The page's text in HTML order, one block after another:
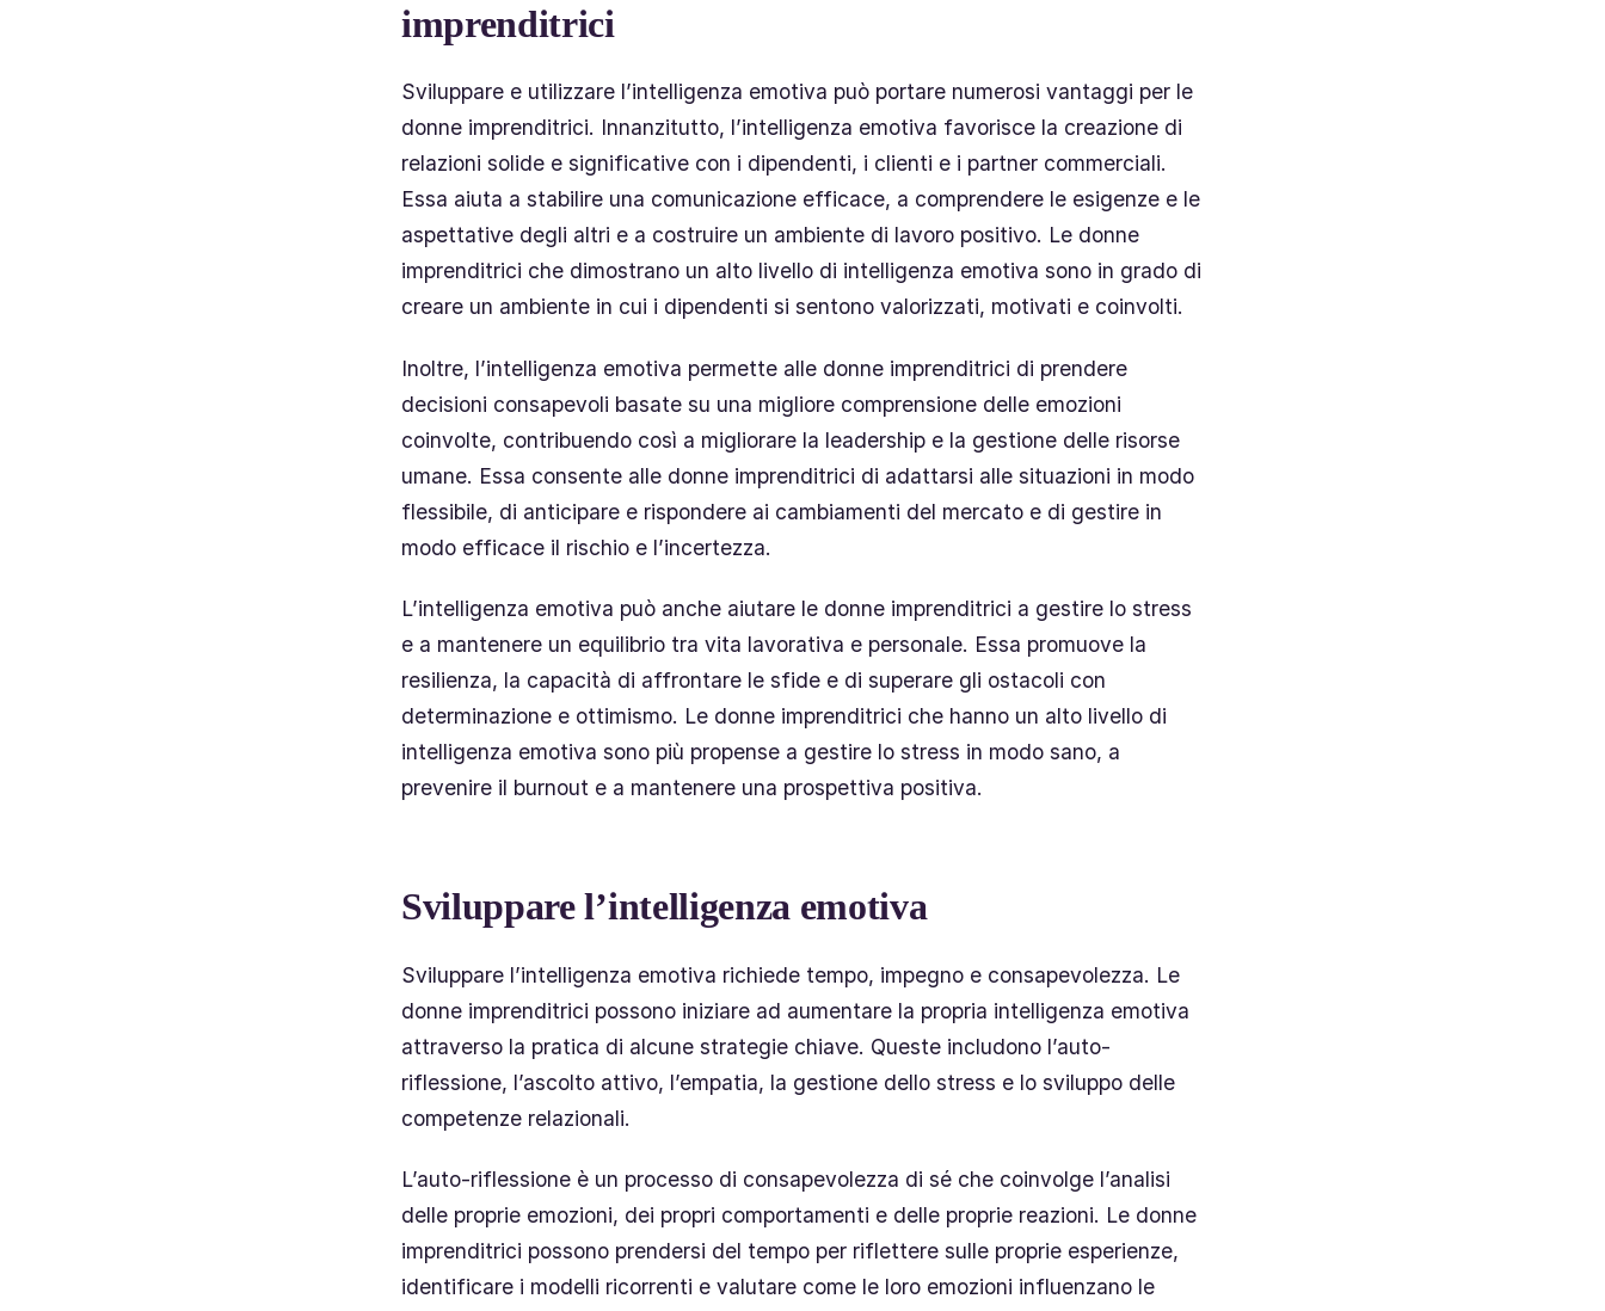
imprenditrici
Sviluppare e utilizzare l’intelligenza emotiva può portare numerosi vantaggi per le
donne imprenditrici. Innanzitutto, l’intelligenza emotiva favorisce la creazione di
relazioni solide e significative con i dipendenti, i clienti e i partner commerciali.
Essa aiuta a stabilire una comunicazione efficace, a comprendere le esigenze e le
aspettative degli altri e a costruire un ambiente di lavoro positivo. Le donne
imprenditrici che dimostrano un alto livello di intelligenza emotiva sono in grado di
creare un ambiente in cui i dipendenti si sentono valorizzati, motivati e coinvolti.
Inoltre, l’intelligenza emotiva permette alle donne imprenditrici di prendere
decisioni consapevoli basate su una migliore comprensione delle emozioni
coinvolte, contribuendo così a migliorare la leadership e la gestione delle risorse
umane. Essa consente alle donne imprenditrici di adattarsi alle situazioni in modo
flessibile, di anticipare e rispondere ai cambiamenti del mercato e di gestire in
modo efficace il rischio e l’incertezza.
L’intelligenza emotiva può anche aiutare le donne imprenditrici a gestire lo stress
e a mantenere un equilibrio tra vita lavorativa e personale. Essa promuove la
resilienza, la capacità di affrontare le sfide e di superare gli ostacoli con
determinazione e ottimismo. Le donne imprenditrici che hanno un alto livello di
intelligenza emotiva sono più propense a gestire lo stress in modo sano, a
prevenire il burnout e a mantenere una prospettiva positiva.
Sviluppare l’intelligenza emotiva
Sviluppare l’intelligenza emotiva richiede tempo, impegno e consapevolezza. Le
donne imprenditrici possono iniziare ad aumentare la propria intelligenza emotiva
attraverso la pratica di alcune strategie chiave. Queste includono l’auto-
riflessione, l’ascolto attivo, l’empatia, la gestione dello stress e lo sviluppo delle
competenze relazionali.
L’auto-riflessione è un processo di consapevolezza di sé che coinvolge l’analisi
delle proprie emozioni, dei propri comportamenti e delle proprie reazioni. Le donne
imprenditrici possono prendersi del tempo per riflettere sulle proprie esperienze,
identificare i modelli ricorrenti e valutare come le loro emozioni influenzano le